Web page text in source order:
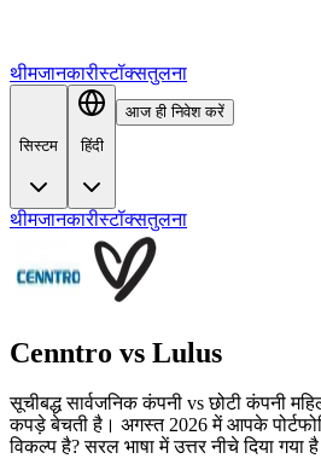
थीमजानकारीस्टॉक्सतुलना
सिस्टम हिंदी
आज ही निवेश करें
थीमजानकारीस्टॉक्सतुलना
Cenntro vs Lulus
सूचीबद्ध सार्वजनिक कंपनी vs छोटी कंपनी
कपड़े बेचती है। अगस्त 2026 में आपके
विकल्प है? सरल भाषा में उत्तर नीचे दिया गया